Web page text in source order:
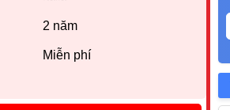
2 năm
Miễn phí